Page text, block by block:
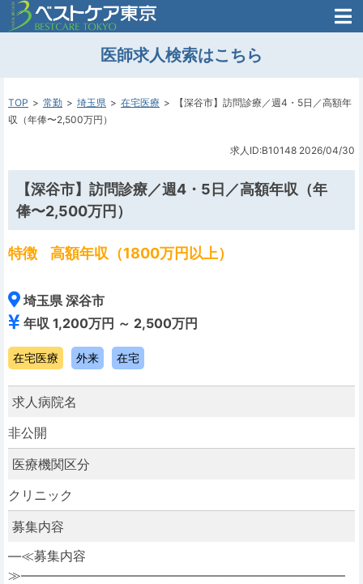
医師がはじめた
医師のための
転職支援
転職支援のお問い合わせ
医師求人検索はこちら
TOP 常勤 埼玉県 在宅医療
【深谷市】訪問診療／週4・5日／高額年
収（年俸〜2,500万円）
求人ID:B10148 2026/04/30
【深谷市】訪問診療／週4・5日／高額年収（年
俸〜2,500万円）
特徴 高額年収（1800万円以上）
埼玉県 深谷市
年収 1,200万円 ～ 2,500万円
在宅医療 外来 在宅
求人病院名
非公開
医療機関区分
クリニック
募集内容
―≪募集内容
≫―――――――――――――――――――――――――